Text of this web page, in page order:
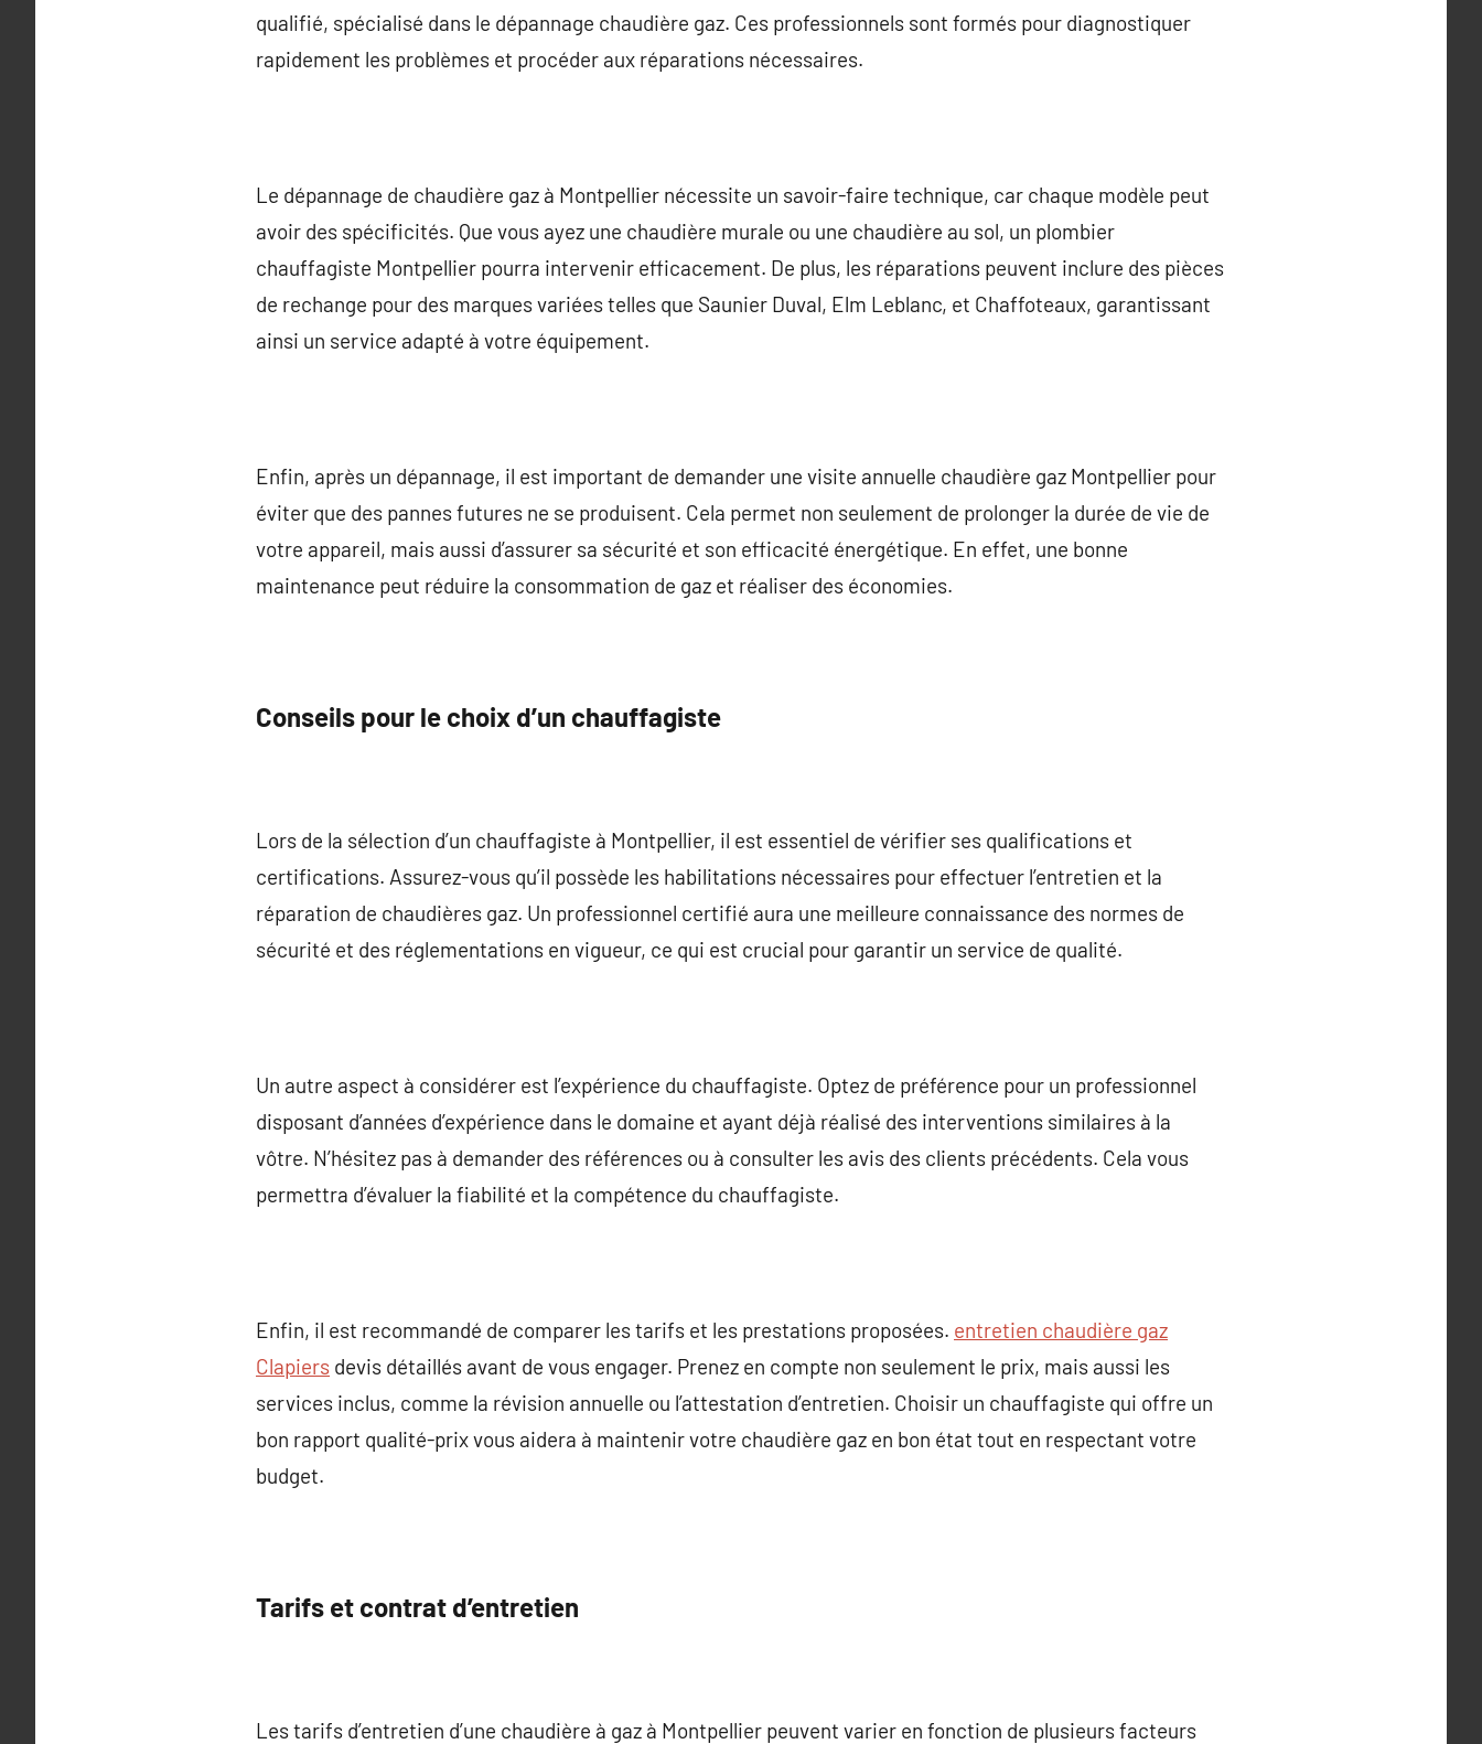
qualifié, spécialisé dans le dépannage chaudière gaz. Ces professionnels sont formés pour diagnostiquer
rapidement les problèmes et procéder aux réparations nécessaires.
Le dépannage de chaudière gaz à Montpellier nécessite un savoir-faire technique, car chaque modèle peut
avoir des spécificités. Que vous ayez une chaudière murale ou une chaudière au sol, un plombier
chauffagiste Montpellier pourra intervenir efficacement. De plus, les réparations peuvent inclure des pièces
de rechange pour des marques variées telles que Saunier Duval, Elm Leblanc, et Chaffoteaux, garantissant
ainsi un service adapté à votre équipement.
Enfin, après un dépannage, il est important de demander une visite annuelle chaudière gaz Montpellier pour
éviter que des pannes futures ne se produisent. Cela permet non seulement de prolonger la durée de vie de
votre appareil, mais aussi d’assurer sa sécurité et son efficacité énergétique. En effet, une bonne
maintenance peut réduire la consommation de gaz et réaliser des économies.
Conseils pour le choix d’un chauffagiste
Lors de la sélection d’un chauffagiste à Montpellier, il est essentiel de vérifier ses qualifications et
certifications. Assurez-vous qu’il possède les habilitations nécessaires pour effectuer l’entretien et la
réparation de chaudières gaz. Un professionnel certifié aura une meilleure connaissance des normes de
sécurité et des réglementations en vigueur, ce qui est crucial pour garantir un service de qualité.
Un autre aspect à considérer est l’expérience du chauffagiste. Optez de préférence pour un professionnel
disposant d’années d’expérience dans le domaine et ayant déjà réalisé des interventions similaires à la
vôtre. N’hésitez pas à demander des références ou à consulter les avis des clients précédents. Cela vous
permettra d’évaluer la fiabilité et la compétence du chauffagiste.
Enfin, il est recommandé de comparer les tarifs et les prestations proposées. entretien chaudière gaz
Clapiers devis détaillés avant de vous engager. Prenez en compte non seulement le prix, mais aussi les
services inclus, comme la révision annuelle ou l’attestation d’entretien. Choisir un chauffagiste qui offre un
bon rapport qualité-prix vous aidera à maintenir votre chaudière gaz en bon état tout en respectant votre
budget.
Tarifs et contrat d’entretien
Les tarifs d’entretien d’une chaudière à gaz à Montpellier peuvent varier en fonction de plusieurs facteurs